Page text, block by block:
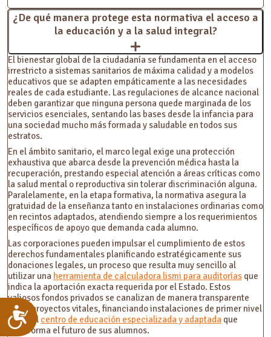
Accesibilidad
¿De qué manera protege esta normativa el acceso a
la educación y a la salud integral?
El bienestar global de la ciudadanía se fundamenta en el acceso
irrestricto a sistemas sanitarios de máxima calidad y a modelos
educativos que se adapten empáticamente a las necesidades
reales de cada estudiante. Las regulaciones de alcance nacional
deben garantizar que ninguna persona quede marginada de los
servicios esenciales, sentando las bases desde la infancia para
una sociedad mucho más formada y saludable en todos sus
estratos.
En el ámbito sanitario, el marco legal exige una protección
exhaustiva que abarca desde la prevención médica hasta la
recuperación, prestando especial atención a áreas críticas como
la salud mental o reproductiva sin tolerar discriminación alguna.
Paralelamente, en la etapa formativa, la normativa asegura la
gratuidad de la enseñanza tanto en instalaciones ordinarias como
en recintos adaptados, atendiendo siempre a los requerimientos
específicos de apoyo que demanda cada alumno.
Las corporaciones pueden impulsar el cumplimiento de estos
derechos fundamentales planificando estratégicamente sus
donaciones legales, un proceso que resulta muy sencillo al
utilizar una herramienta de calculadora lismi para auditorías que
indica la aportación exacta requerida por el Estado. Estos
valiosos fondos privados se canalizan de manera transparente
hacia proyectos vitales, financiando instalaciones de primer nivel
como el centro de educación especializada y adaptada que
transforma el futuro de sus alumnos.